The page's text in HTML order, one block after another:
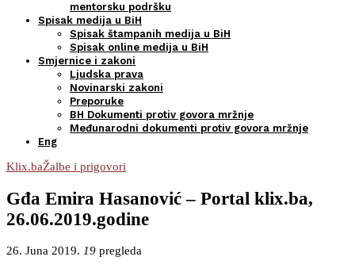
mentorsku podršku
Spisak medija u BiH
Spisak štampanih medija u BiH
Spisak online medija u BiH
Smjernice i zakoni
Ljudska prava
Novinarski zakoni
Preporuke
BH Dokumenti protiv govora mržnje
Međunarodni dokumenti protiv govora mržnje
Eng
Klix.baŽalbe i prigovori
Gđa Emira Hasanović – Portal klix.ba,
26.06.2019.godine
26. Juna 2019. 19 pregleda